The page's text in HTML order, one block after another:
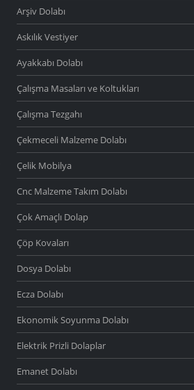
Arşiv Dolabı
Askılık Vestiyer
Ayakkabı Dolabı
Çalışma Masaları ve Koltukları
Çalışma Tezgahı
Çekmeceli Malzeme Dolabı
Çelik Mobilya
Cnc Malzeme Takım Dolabı
Çok Amaçlı Dolap
Çöp Kovaları
Dosya Dolabı
Ecza Dolabı
Ekonomik Soyunma Dolabı
Elektrik Prizli Dolaplar
Emanet Dolabı